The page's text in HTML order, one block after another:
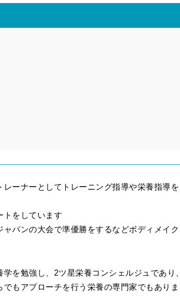
ーナーとしてトレーニング指導や栄養指導を
トをしています
パンの大会で準優勝をするなどボディメイク
を勉強し、2ツ星栄養コンシェルジュであり、
もアプローチを行う栄養の専門家でもありま